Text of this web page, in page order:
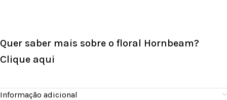
Quer saber mais sobre o floral Hornbeam?
Clique aqui
Informação adicional